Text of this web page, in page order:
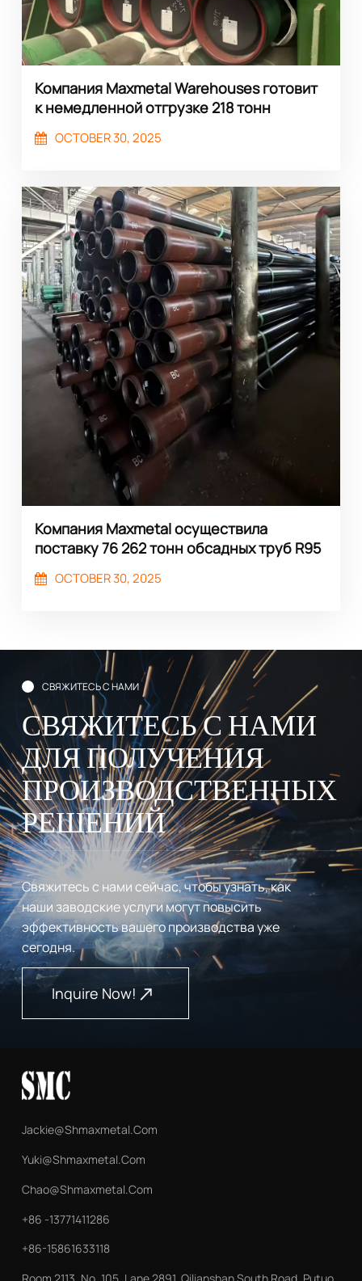
Компания Maxmetal Warehouses готовит
к немедленной отгрузке 218 тонн
обсадных труб К55.
OCTOBER 30, 2025
Компания Maxmetal осуществила
поставку 76 262 тонн обсадных труб R95
Bridge Logistics
OCTOBER 30, 2025
СВЯЖИТЕСЬ С НАМИ
СВЯЖИТЕСЬ С НАМИ
ДЛЯ ПОЛУЧЕНИЯ
ПРОИЗВОДСТВЕННЫХ
РЕШЕНИЙ
Свяжитесь с нами сейчас, чтобы узнать, как
наши заводские услуги могут повысить
эффективность вашего производства уже
сегодня.
Inquire Now!
Jackie@shmaxmetal.com
Yuki@shmaxmetal.com
Chao@shmaxmetal.com
+86 -13771411286
+86-15861633118